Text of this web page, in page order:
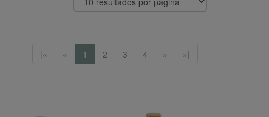
|« « 1 2 3 4 » »|